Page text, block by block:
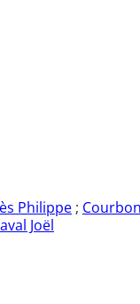
Philippe ;
Joël